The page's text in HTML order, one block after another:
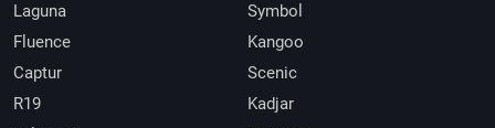
Laguna
Symbol
Fluence
Kangoo
Captur
Scenic
R19
Kadjar